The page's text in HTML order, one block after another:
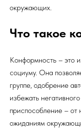
окружающих.
Что такое
Конформность – это
социуму. Она
группе, одобрение
избежать
приспособление – от
ожиданиям